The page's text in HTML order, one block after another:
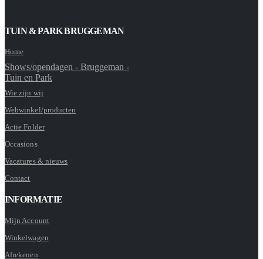
TUIN & PARK BRUGGEMAN
Home
Shows/opendagen - Bruggeman -
Tuin en Park
Wie zijn wij
Webwinkel/producten
Actie Folder
Occasions
Vacatures & nieuws
Contact
INFORMATIE
Mijn Account
Winkelwagen
Afrekenen